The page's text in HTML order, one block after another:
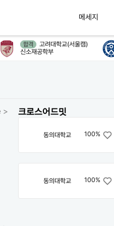
메세지
합격
고려대학교(서울캠)
신소재공학부
> 크로스어드밋
동의대학교 100%
동의대학교 100%